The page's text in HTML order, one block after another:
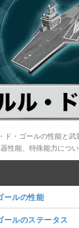
ド・ゴールの性能と武
性能、特殊能力につ
ールの性能
ルのステータス